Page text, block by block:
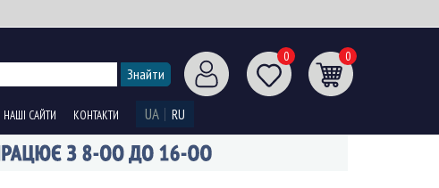
0 0
НАШІ САЙТИ КОНТАКТИ UA RU